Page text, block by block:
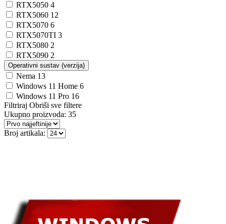
RTX5050 4
RTX5060 12
RTX5070 6
RTX5070TI 3
RTX5080 2
RTX5090 2
Operativni sustav (verzija)
Nema 13
Windows 11 Home 6
Windows 11 Pro 16
Filtriraj Obriši sve filtere
Ukupno proizvoda: 35
Broj artikala: